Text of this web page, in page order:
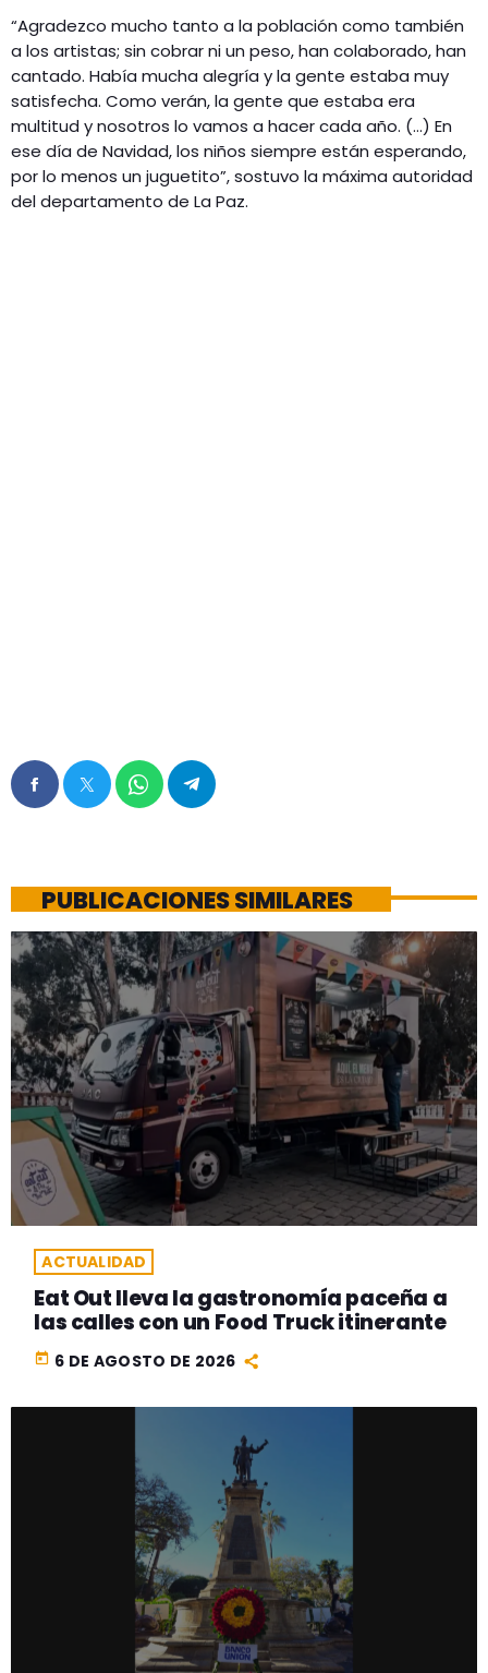
“Agradezco mucho tanto a la población como también
a los artistas; sin cobrar ni un peso, han colaborado, han
cantado. Había mucha alegría y la gente estaba muy
satisfecha. Como verán, la gente que estaba era
multitud y nosotros lo vamos a hacer cada año. (…) En
ese día de Navidad, los niños siempre están esperando,
por lo menos un juguetito”, sostuvo la máxima autoridad
del departamento de La Paz.
PUBLICACIONES SIMILARES
ACTUALIDAD
Eat Out lleva la gastronomía paceña a
las calles con un Food Truck itinerante
today 6 DE AGOSTO DE 2026